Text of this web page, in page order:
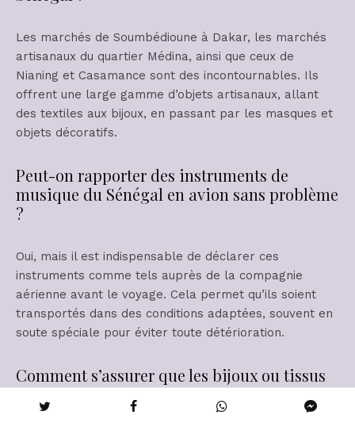
Les marchés de Soumbédioune à Dakar, les marchés
artisanaux du quartier Médina, ainsi que ceux de
Nianing et Casamance sont des incontournables. Ils
offrent une large gamme d’objets artisanaux, allant
des textiles aux bijoux, en passant par les masques et
objets décoratifs.
Peut-on rapporter des instruments de
musique du Sénégal en avion sans problème
?
Oui, mais il est indispensable de déclarer ces
instruments comme tels auprès de la compagnie
aérienne avant le voyage. Cela permet qu’ils soient
transportés dans des conditions adaptées, souvent en
soute spéciale pour éviter toute détérioration.
Comment s’assurer que les bijoux ou tissus
achetés ne sont pas des imitations ?